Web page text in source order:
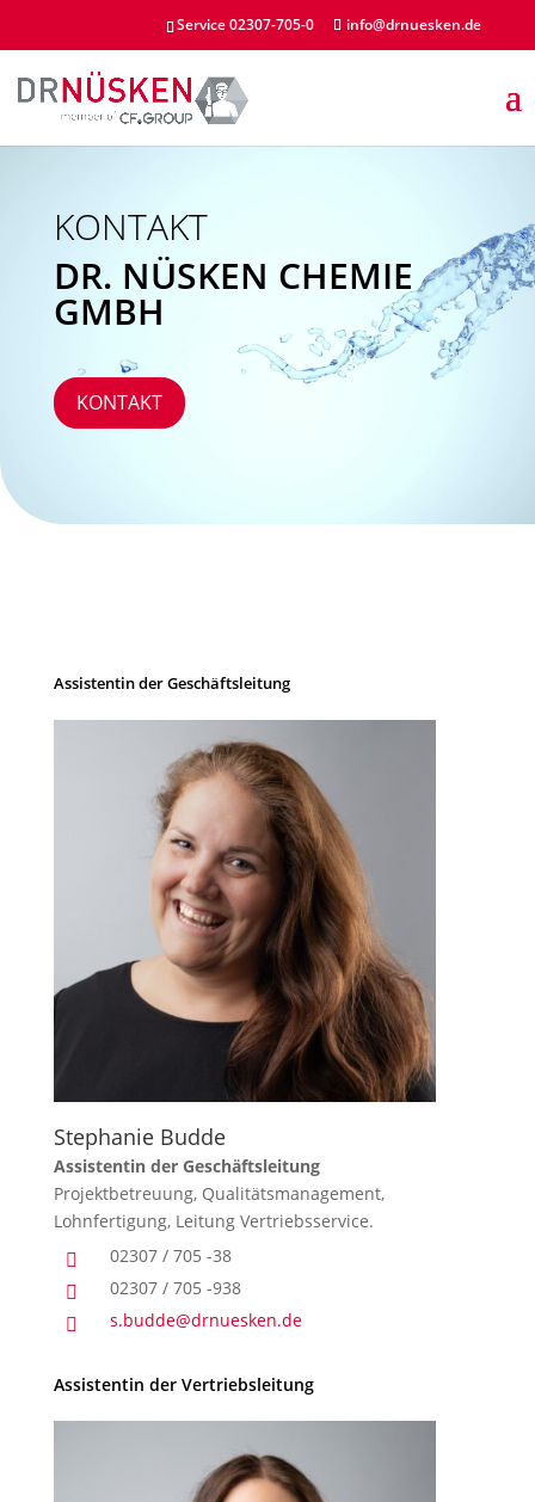
Service 02307-705-0 info@drnuesken.de
KONTAKT
DR. NÜSKEN CHEMIE
GMBH
KONTAKT
Assistentin der Geschäftsleitung
Stephanie Budde
Assistentin der Geschäftsleitung
Projektbetreuung, Qualitätsmanagement,
Lohnfertigung, Leitung Vertriebsservice.
 02307 / 705 -38
 02307 / 705 -938
 s.budde@drnuesken.de
Assistentin der Vertriebsleitung